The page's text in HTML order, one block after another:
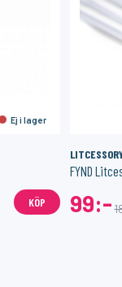
Ej i lager
KÖP
FYND
99:-